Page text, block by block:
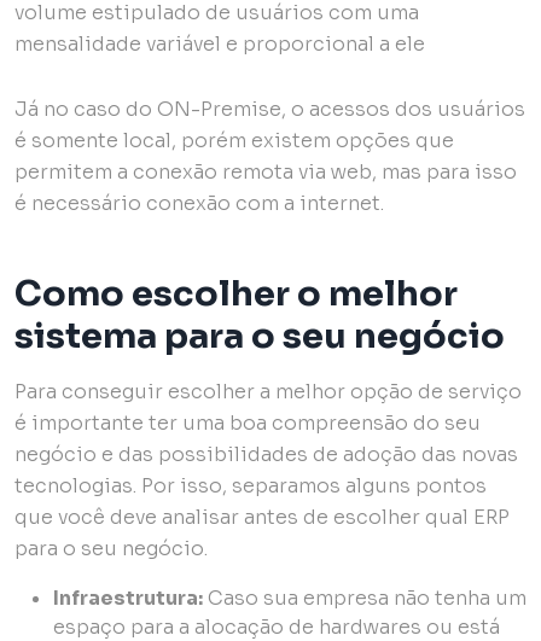
volume estipulado de usuários com uma
mensalidade variável e proporcional a ele
Já no caso do ON-Premise, o acessos dos usuários
é somente local, porém existem opções que
permitem a conexão remota via web, mas para isso
é necessário conexão com a internet.
Como escolher o melhor
sistema para o seu negócio
Para conseguir escolher a melhor opção de serviço
é importante ter uma boa compreensão do seu
negócio e das possibilidades de adoção das novas
tecnologias. Por isso, separamos alguns pontos
que você deve analisar antes de escolher qual ERP
para o seu negócio.
Infraestrutura: Caso sua empresa não tenha um
espaço para a alocação de hardwares ou está